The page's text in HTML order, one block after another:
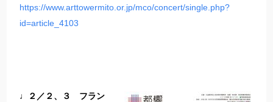
https://www.arttowermito.or.jp/mco/concert/single.php?
id=article_4103
♩２／２、３ フラン